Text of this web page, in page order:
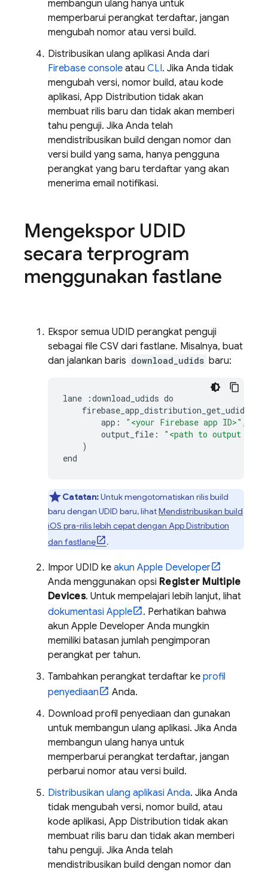
membangun ulang hanya untuk
memperbarui perangkat terdaftar, jangan
mengubah nomor atau versi build.
Distribusikan ulang aplikasi Anda dari
Firebase console atau CLI. Jika Anda tidak
mengubah versi, nomor build, atau kode
aplikasi, App Distribution tidak akan
membuat rilis baru dan tidak akan memberi
tahu penguji. Jika Anda telah
mendistribusikan build dengan nomor dan
versi build yang sama, hanya pengguna
perangkat yang baru terdaftar yang akan
menerima email notifikasi.
Mengekspor UDID
secara terprogram
menggunakan fastlane
Ekspor semua UDID perangkat penguji
sebagai file CSV dari fastlane. Misalnya, buat
dan jalankan baris download_udids baru:
lane :download_udids do
firebase_app_distribution_get_udids
app : "<your Firebase app ID>" ,
output_file :
"<path to output
)
end
Catatan:Untuk mengotomatiskan rilis build
baru dengan UDID baru, lihatMendistribusikan build
iOS pra-rilis lebih cepat dengan App Distribution
dan fastlane
.
Impor UDID ke akun Apple Developer
Anda menggunakan opsi Register Multiple
Devices. Untuk mempelajari lebih lanjut, lihat
dokumentasi Apple
. Perhatikan bahwa
akun Apple Developer Anda mungkin
memiliki batasan jumlah pengimporan
perangkat per tahun.
Tambahkan perangkat terdaftar ke profil
penyediaan
Anda.
Download profil penyediaan dan gunakan
untuk membangun ulang aplikasi. Jika Anda
membangun ulang hanya untuk
memperbarui perangkat terdaftar, jangan
perbarui nomor atau versi build.
Distribusikan ulang aplikasi Anda. Jika Anda
tidak mengubah versi, nomor build, atau
kode aplikasi, App Distribution tidak akan
membuat rilis baru dan tidak akan memberi
tahu penguji. Jika Anda telah
mendistribusikan build dengan nomor dan